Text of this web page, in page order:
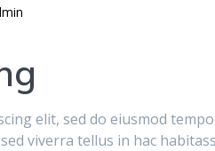
elit, sed do eiusmod
viverra tellus in hac